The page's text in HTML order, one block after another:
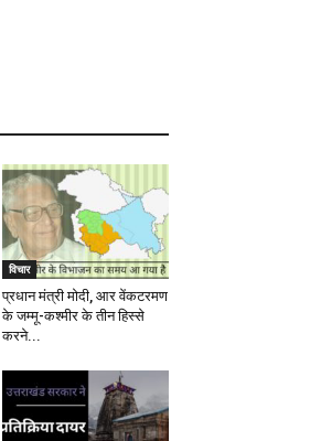
विचार
प्रधान मंत्री मोदी, आर वेंकटरमण
के जम्मू-कश्मीर के तीन हिस्से
करने...